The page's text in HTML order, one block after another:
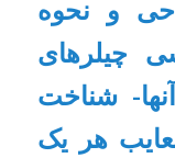
و نحوه
چیلرهای
شناخت
هر یک